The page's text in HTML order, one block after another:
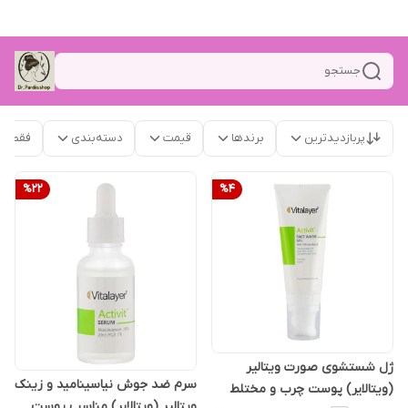
جستجو
پربازدیدترین برندها قیمت دسته‌بندی فقط
%4
ژل شستشوی صورت ویتالیر
(ویتالایر) پوست چرب و مختلط
%22
سرم ضد جوش نیاسینامید و زینک